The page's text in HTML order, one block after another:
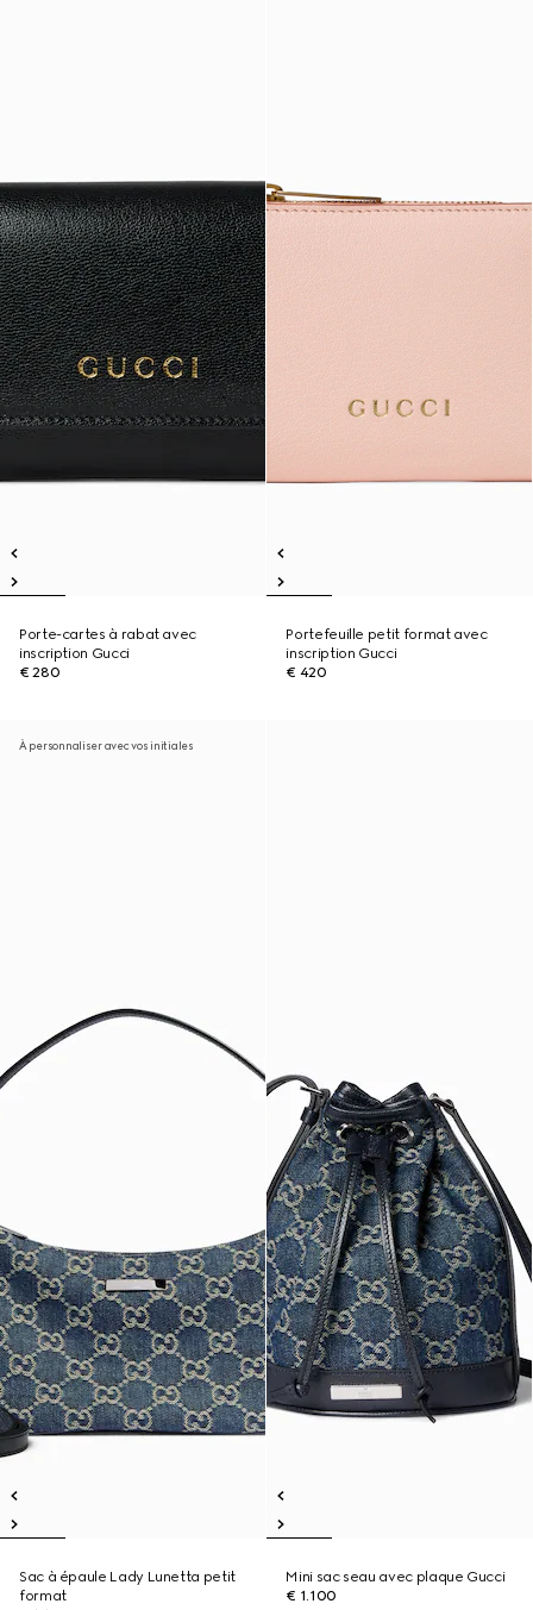
Porte-cartes à rabat avec
inscription Gucci
€ 280
Portefeuille petit format avec
inscription Gucci
€ 420
À personnaliser avec vos initiales
Sac à épaule Lady Lunetta petit
format
Mini sac seau avec plaque Gucci
€ 1.100